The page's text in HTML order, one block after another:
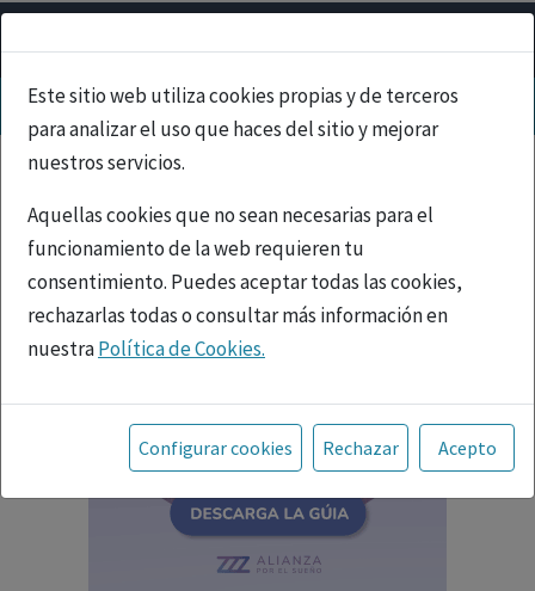
Este sitio web utiliza cookies propias y de terceros
para analizar el uso que haces del sitio y mejorar
nuestros servicios.
Aquellas cookies que no sean necesarias para el
funcionamiento de la web requieren tu
consentimiento. Puedes aceptar todas las cookies,
rechazarlas todas o consultar más información en
nuestraPolítica de Cookies.
Toda la información incluida en la Página Web está
referida a productos del mercado español y, por
tanto, dirigida a profesionales sanitarios legalmente
facultados para prescribir o dispensar medicamentos
con ejercicio profesional. La información técnica de los
fármacos se facilita a título meramente informativo,
Configurar cookies Rechazar Acepto